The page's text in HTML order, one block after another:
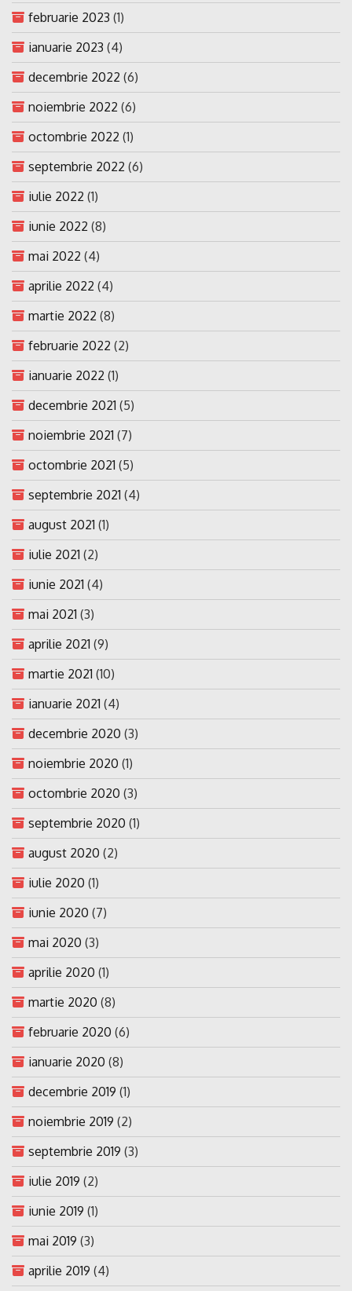
februarie 2023 (1)
ianuarie 2023 (4)
decembrie 2022 (6)
noiembrie 2022 (6)
octombrie 2022 (1)
septembrie 2022 (6)
iulie 2022 (1)
iunie 2022 (8)
mai 2022 (4)
aprilie 2022 (4)
martie 2022 (8)
februarie 2022 (2)
ianuarie 2022 (1)
decembrie 2021 (5)
noiembrie 2021 (7)
octombrie 2021 (5)
septembrie 2021 (4)
august 2021 (1)
iulie 2021 (2)
iunie 2021 (4)
mai 2021 (3)
aprilie 2021 (9)
martie 2021 (10)
ianuarie 2021 (4)
decembrie 2020 (3)
noiembrie 2020 (1)
octombrie 2020 (3)
septembrie 2020 (1)
august 2020 (2)
iulie 2020 (1)
iunie 2020 (7)
mai 2020 (3)
aprilie 2020 (1)
martie 2020 (8)
februarie 2020 (6)
ianuarie 2020 (8)
decembrie 2019 (1)
noiembrie 2019 (2)
septembrie 2019 (3)
iulie 2019 (2)
iunie 2019 (1)
mai 2019 (3)
aprilie 2019 (4)